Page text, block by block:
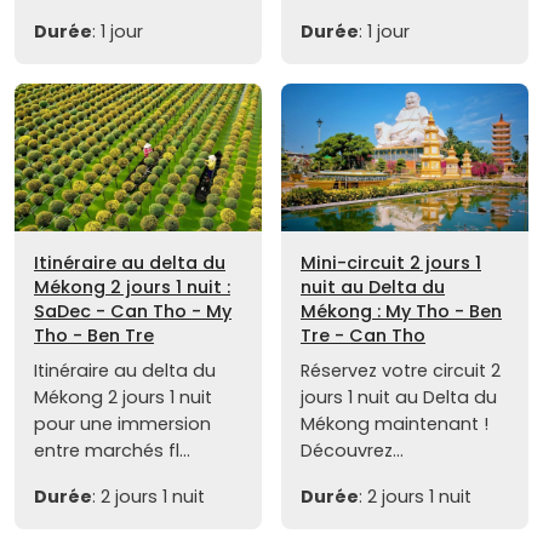
Durée: 1 jour
Durée: 1 jour
Itinéraire au delta du
Mékong 2 jours 1 nuit :
SaDec - Can Tho - My
Tho - Ben Tre
Itinéraire au delta du
Mékong 2 jours 1 nuit
pour une immersion
entre marchés fl...
Durée: 2 jours 1 nuit
Mini-circuit 2 jours 1
nuit au Delta du
Mékong : My Tho - Ben
Tre - Can Tho
Réservez votre circuit 2
jours 1 nuit au Delta du
Mékong maintenant !
Découvrez...
Durée: 2 jours 1 nuit